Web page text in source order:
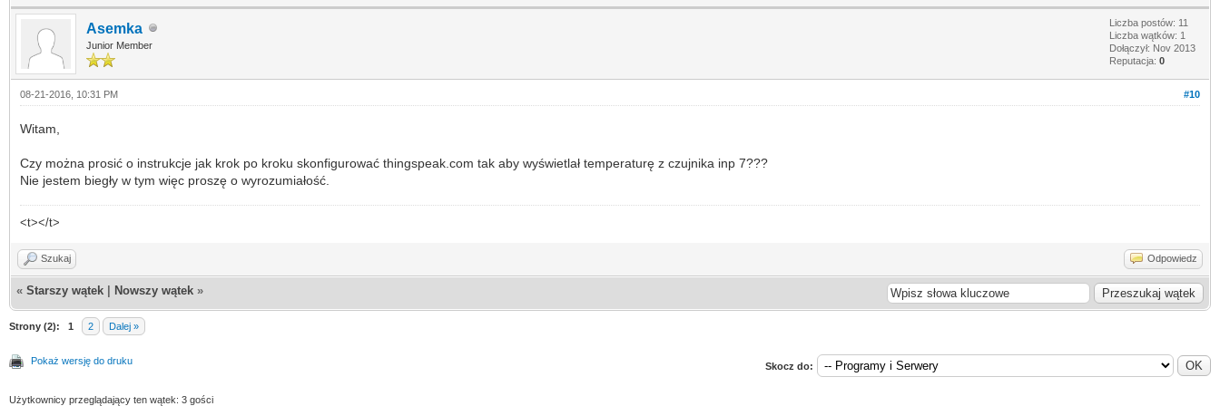
Asemka
Junior Member
Liczba postów: 11
Liczba wątków: 1
Dołączył: Nov 2013
Reputacja: 0
#10
08-21-2016, 10:31 PM
Witam,
Czy można prosić o instrukcje jak krok po kroku skonfigurować thingspeak.com tak aby wyświetlał temperaturę z czujnika inp 7???
Nie jestem biegły w tym więc proszę o wyrozumiałość.
<t></t>
Szukaj Odpowiedz
« Starszy wątek Nowszy wątek »
Strony (2): 1 2 Dalej »
Pokaż wersję do druku Skocz do:
Użytkownicy przeglądający ten wątek: 3 gości